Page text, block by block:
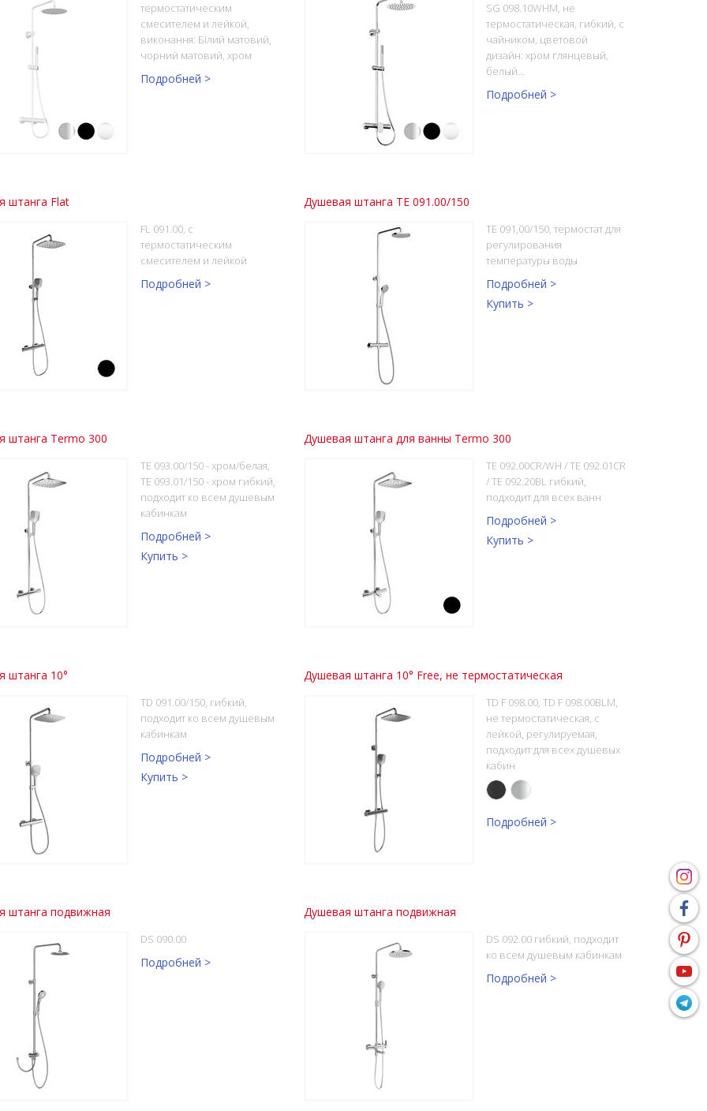
термостатическим
смесителем и лейкой,
виконання: Білий матовий,
чорний матовий, хром
Подробней >
SG 098.10WHM, не
термостатическая, гибкий, с
чайником, цветовой
дизайн: хром глянцевый,
белый…
Подробней >
штанга Flat
FL 091.00, с
термостатическим
смесителем и лейкой
Подробней >
Душевая штанга TE 091.00/150
TE 091,00/150, термостат для
регулирования
температуры воды
Подробней >
Купить >
штанга Termo 300
TE 093.00/150 - хром/белая,
TE 093.01/150 - хром гибкий,
подходит ко всем душевым
кабинкам
Подробней >
Купить >
Душевая штанга для ванны Termo 300
TE 092.00CR/WH / TE 092.01CR
/ TE 092.20BL гибкий,
подходит для всех ванн
Подробней >
Купить >
штанга 10°
TD 091.00/150, гибкий,
подходит ко всем душевым
кабинкам
Подробней >
Купить >
Душевая штанга 10° Free, не термостатическая
TD F 098.00, TD F 098.00BLM,
не термостатическая, с
лейкой, регулируемая,
подходит для всех душевых
кабин
Подробней >
штанга подвижная
DS 090.00
Подробней >
Душевая штанга подвижная
DS 092.00 гибкий, подходит
ко всем душевым кабинкам
Подробней >